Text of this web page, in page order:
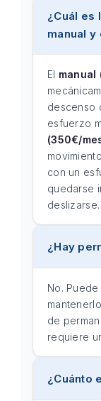
¿Cuál es
manual
El manual
descenso
esfuerzo
(350€/
con un
quedarse
deslizarse.
¿Hay
No.
de
requiere
¿Cuánto